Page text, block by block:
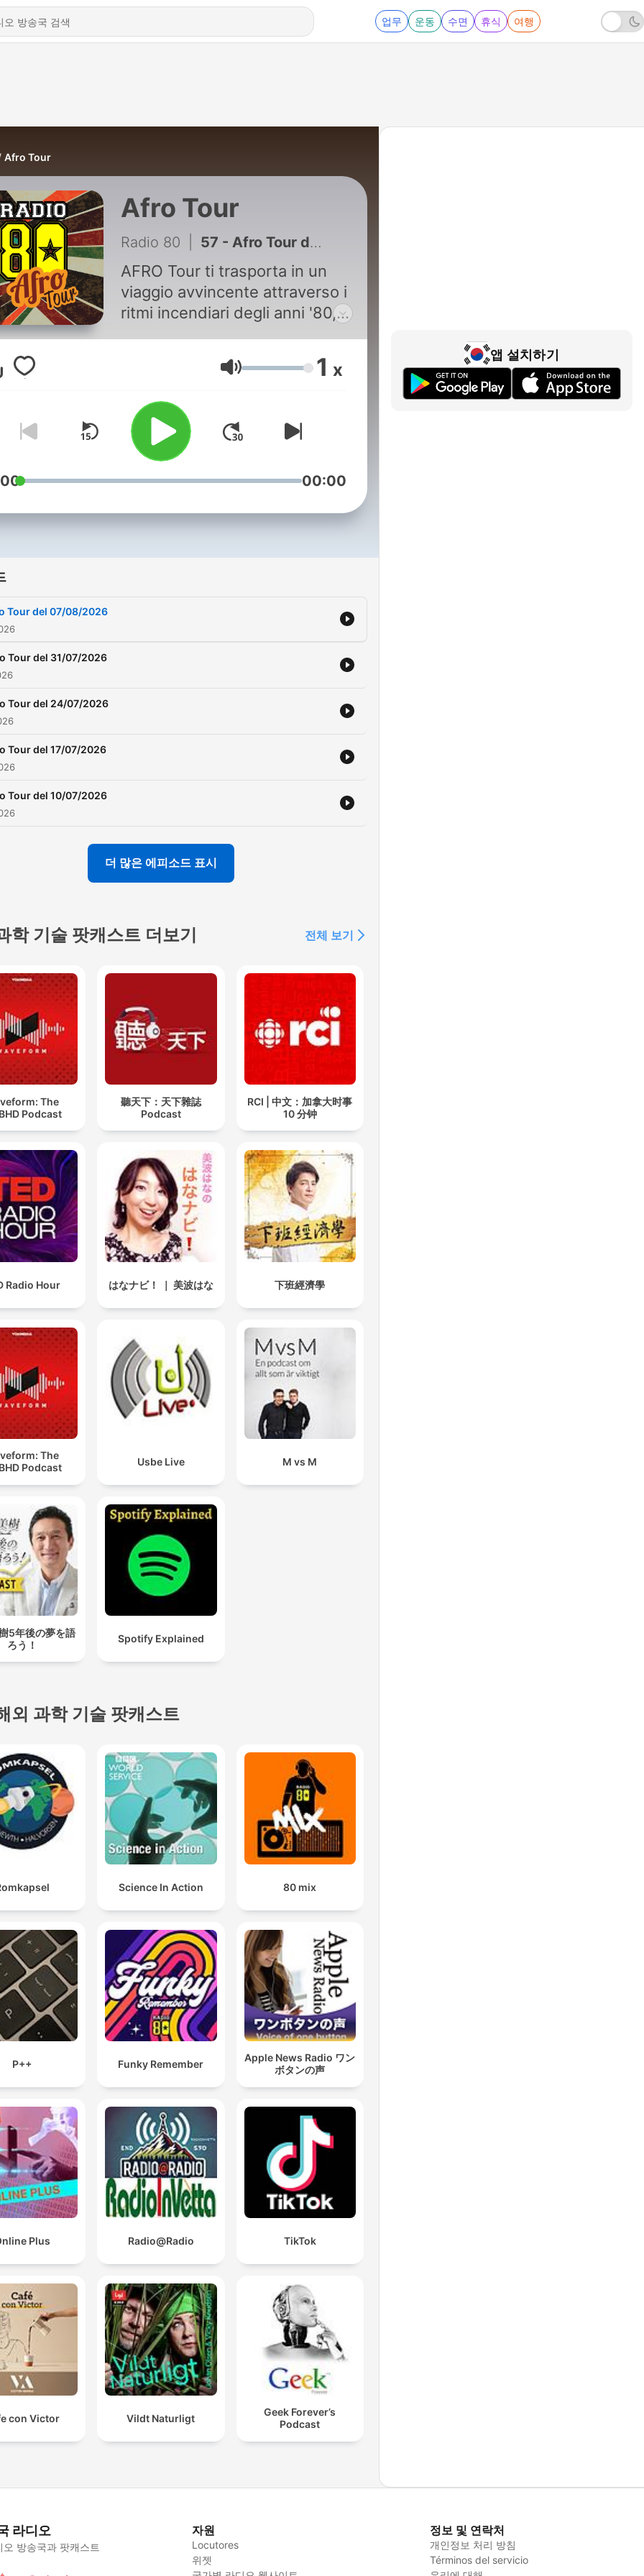
업무 운동 수면 휴식 여행
Afro Tour
Afro Tour
Radio 80 57 - Afro Tour del 07/08/2026
AFRO Tour ti trasporta in un
viaggio avvincente attraverso i
ritmi incendiari degli anni '80,
AFRO. Ogni venerdì, immergiti
in una serata di pura energia e
irresistibili che hanno scaldato
le piste da ballo di quell'epoca
dorata. Riprendi il tuo biglietto
per questo tour musicale
rivivi l'atmosfera
con i suoni AFRO che hanno
음량 1 x
00:00
Tour del 07/08/2026
Tour del 31/07/2026
Tour del 24/07/2026
Tour del 17/07/2026
Tour del 10/07/2026
더 많은 에피소드 표시
학 기술 팟캐스트 더보기 전체 보기
The
Podcast
聽天下：天下雜誌
Podcast
RCI | 中文：加拿大时事
10 分钟
Radio Hour はなナビ！ ｜ 美波はな 下班經濟學
The
Podcast
Usbe Live M vs M
5年後の夢を語
ろう！
Spotify Explained
외 과학 기술 팟캐스트
Science In Action 80 mix
P++ Funky Remember
Apple News Radio ワン
ボタンの声
Plus Radio@Radio TikTok
con Victor Vildt Naturligt
Geek Forever’s
Podcast
앱 설치하기
라디오
오 방송국과 팟캐스트
자원
Locutores
위젯
정보 및 연락처
개인정보 처리 방침
Términos del servicio